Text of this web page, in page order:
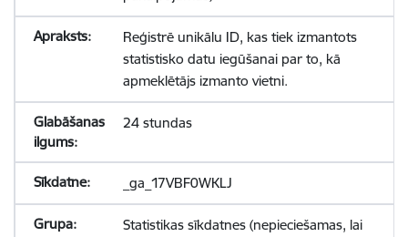
Reģistrē unikālu ID, kas tiek izmantots
statistisko datu iegūšanai par to, kā
apmeklētājs izmanto vietni.
24 stundas
_ga_17VBF0WKLJ
Statistikas sīkdatnes (nepieciešamas, lai